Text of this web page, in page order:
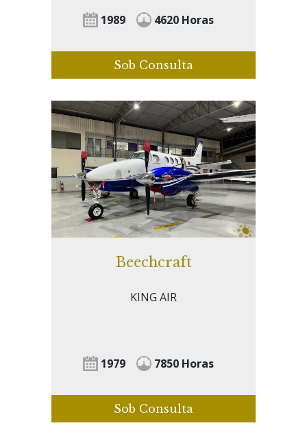
1989 4620 Horas
Sob Consulta
Beechcraft
KING AIR
1979 7850 Horas
Sob Consulta